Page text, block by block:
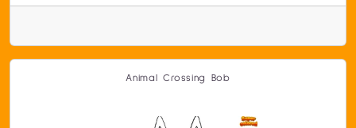
Animal Crossing Bob